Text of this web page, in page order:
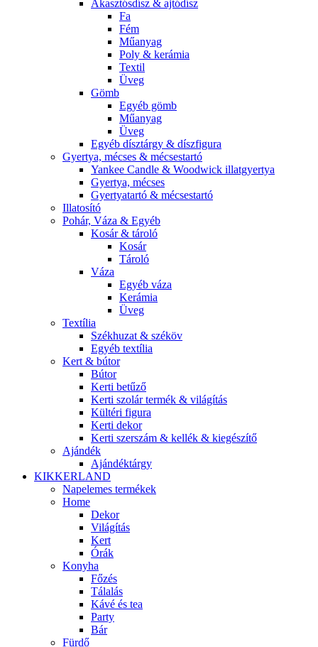
Akasztósdísz & ajtódísz
Fa
Fém
Műanyag
Poly & kerámia
Textil
Üveg
Gömb
Egyéb gömb
Műanyag
Üveg
Egyéb dísztárgy & díszfigura
Gyertya, mécses & mécsestartó
Yankee Candle & Woodwick illatgyertya
Gyertya, mécses
Gyertyatartó & mécsestartó
Illatosító
Pohár, Váza & Egyéb
Kosár & tároló
Kosár
Tároló
Váza
Egyéb váza
Kerámia
Üveg
Textília
Székhuzat & széköv
Egyéb textília
Kert & bútor
Bútor
Kerti betűző
Kerti szolár termék & világítás
Kültéri figura
Kerti dekor
Kerti szerszám & kellék & kiegészítő
Ajándék
Ajándéktárgy
KIKKERLAND
Napelemes termékek
Home
Dekor
Világítás
Kert
Órák
Konyha
Főzés
Tálalás
Kávé és tea
Party
Bár
Fürdő